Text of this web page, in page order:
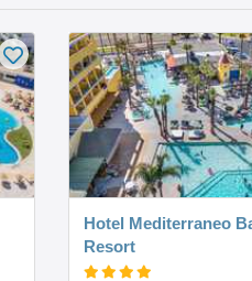
Hotel Mediterraneo
Resort